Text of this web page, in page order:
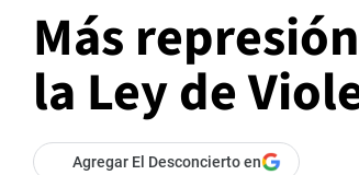
Más
la Ley de
Agregar El Desconcierto en